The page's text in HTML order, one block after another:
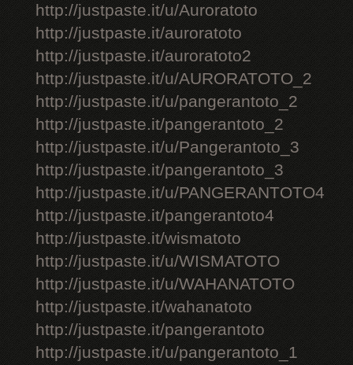
http://justpaste.it/u/Auroratoto
http://justpaste.it/auroratoto
http://justpaste.it/auroratoto2
http://justpaste.it/u/AURORATOTO_2
http://justpaste.it/u/pangerantoto_2
http://justpaste.it/pangerantoto_2
http://justpaste.it/u/Pangerantoto_3
http://justpaste.it/pangerantoto_3
http://justpaste.it/u/PANGERANTOTO4
http://justpaste.it/pangerantoto4
http://justpaste.it/wismatoto
http://justpaste.it/u/WISMATOTO
http://justpaste.it/u/WAHANATOTO
http://justpaste.it/wahanatoto
http://justpaste.it/pangerantoto
http://justpaste.it/u/pangerantoto_1